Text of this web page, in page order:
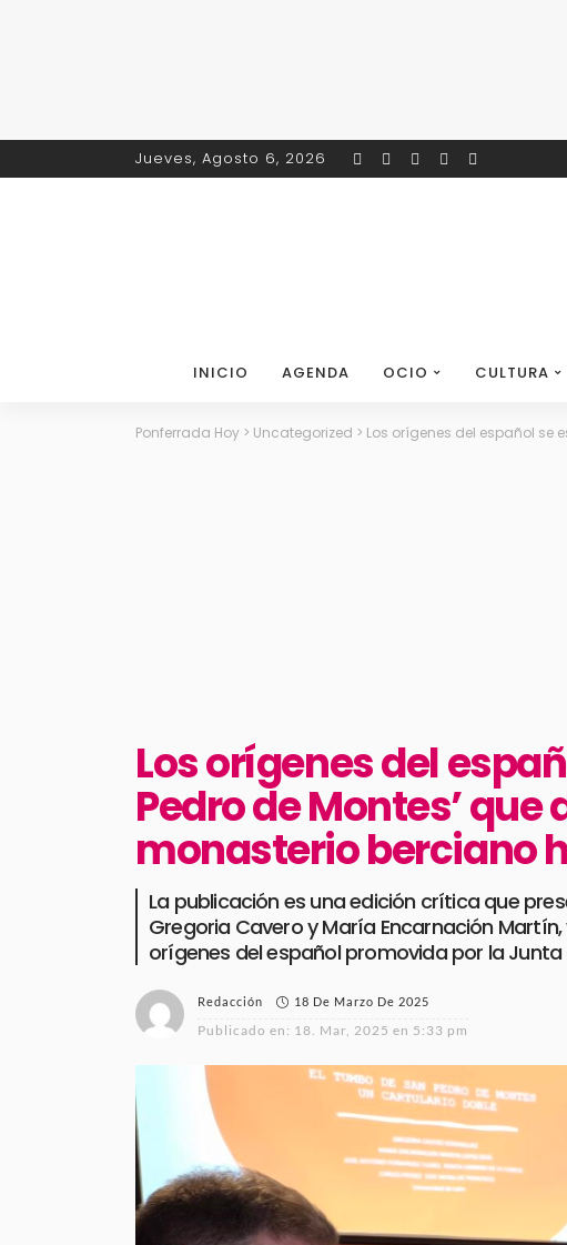
Jueves, Agosto 6, 2026
INICIO AGENDA OCIO CULTURA
Ponferrada Hoy > Uncategorized > Los orígenes del español se
Los orígenes del
Pedro de Montes’
monasterio berciano
La publicación es una edición crítica que
Gregoria Cavero y María Encarnación
orígenes del español promovida por la Junta
Redacción 18 De Marzo De 2025
Publicado en: 18. Mar, 2025 en 5:33 pm